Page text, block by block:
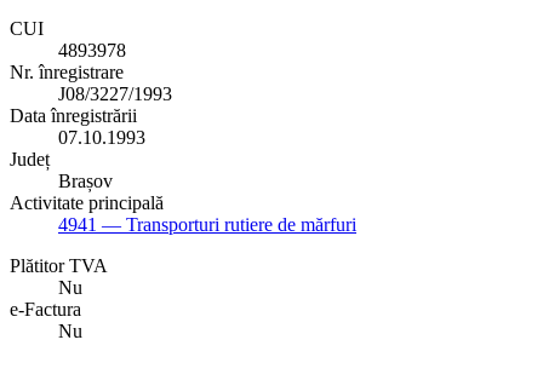
CUI
4893978
Nr. înregistrare
J08/3227/1993
Data înregistrării
07.10.1993
Județ
Brașov
Activitate principală
4941 — Transporturi rutiere de mărfuri
Plătitor TVA
Nu
e-Factura
Nu